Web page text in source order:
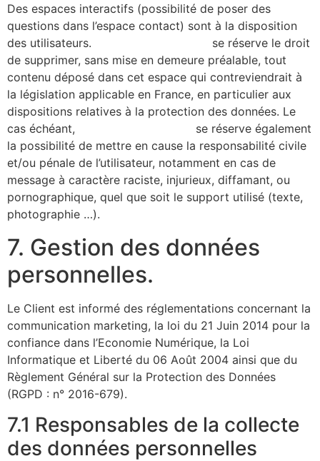
Des espaces interactifs (possibilité de poser des
questions dans l’espace contact) sont à la disposition
des utilisateurs.
se réserve le droit
de supprimer, sans mise en demeure préalable, tout
contenu déposé dans cet espace qui contreviendrait à
la législation applicable en France, en particulier aux
dispositions relatives à la protection des données. Le
cas échéant,
se réserve également
la possibilité de mettre en cause la responsabilité civile
et/ou pénale de l’utilisateur, notamment en cas de
message à caractère raciste, injurieux, diffamant, ou
pornographique, quel que soit le support utilisé (texte,
photographie …).
7. Gestion des données
personnelles.
Le Client est informé des réglementations concernant la
communication marketing, la loi du 21 Juin 2014 pour la
confiance dans l’Economie Numérique, la Loi
Informatique et Liberté du 06 Août 2004 ainsi que du
Règlement Général sur la Protection des Données
(RGPD : n° 2016-679).
7.1 Responsables de la collecte
des données personnelles